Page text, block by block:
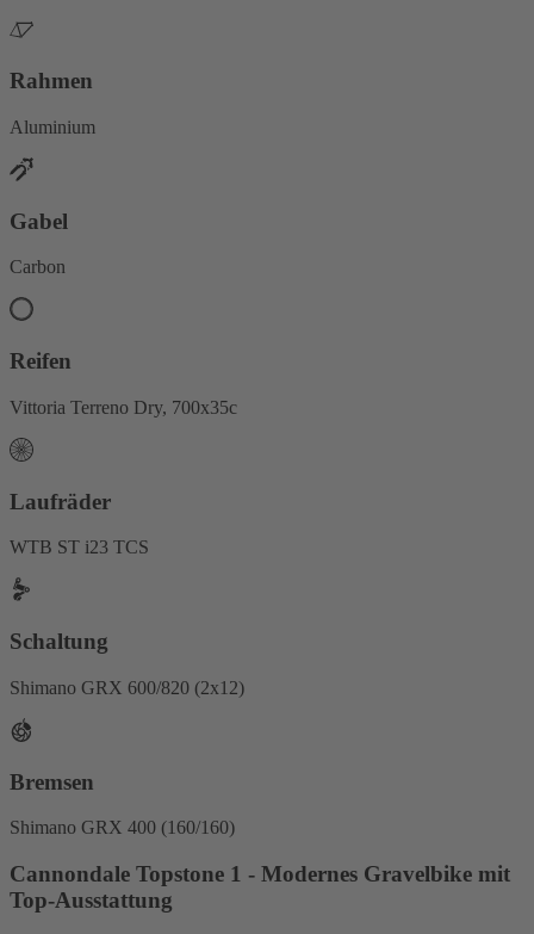
Rahmen
Aluminium
Gabel
Carbon
Reifen
Vittoria Terreno Dry, 700x35c
Laufräder
WTB ST i23 TCS
Schaltung
Shimano GRX 600/820 (2x12)
Bremsen
Shimano GRX 400 (160/160)
Cannondale Topstone 1 - Modernes Gravelbike mit
Top-Ausstattung